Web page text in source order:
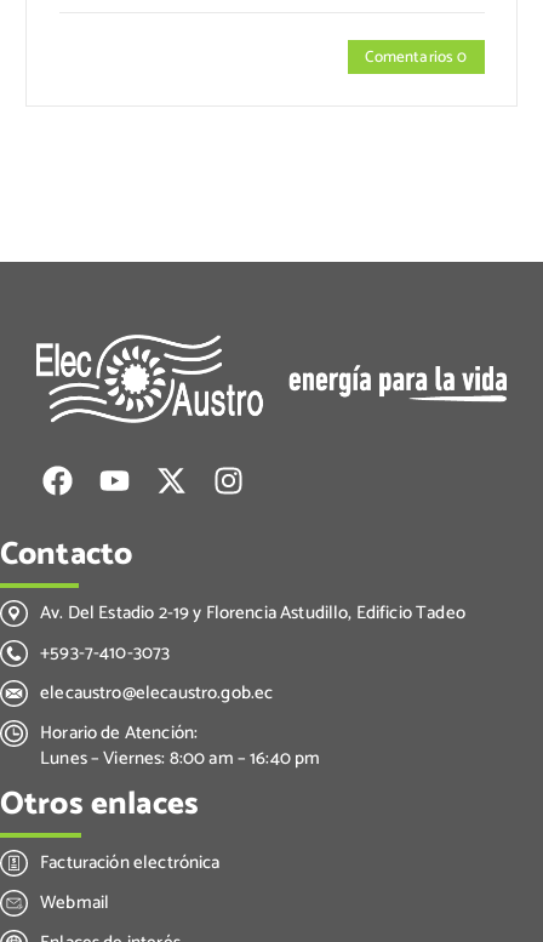
Comentarios 0
Contacto
Av. Del Estadio 2-19 y Florencia Astudillo, Edificio Tadeo
+593-7-410-3073
elecaustro@elecaustro.gob.ec
Horario de Atención:
Lunes – Viernes: 8:00 am – 16:40 pm
Otros enlaces
Facturación electrónica
Webmail